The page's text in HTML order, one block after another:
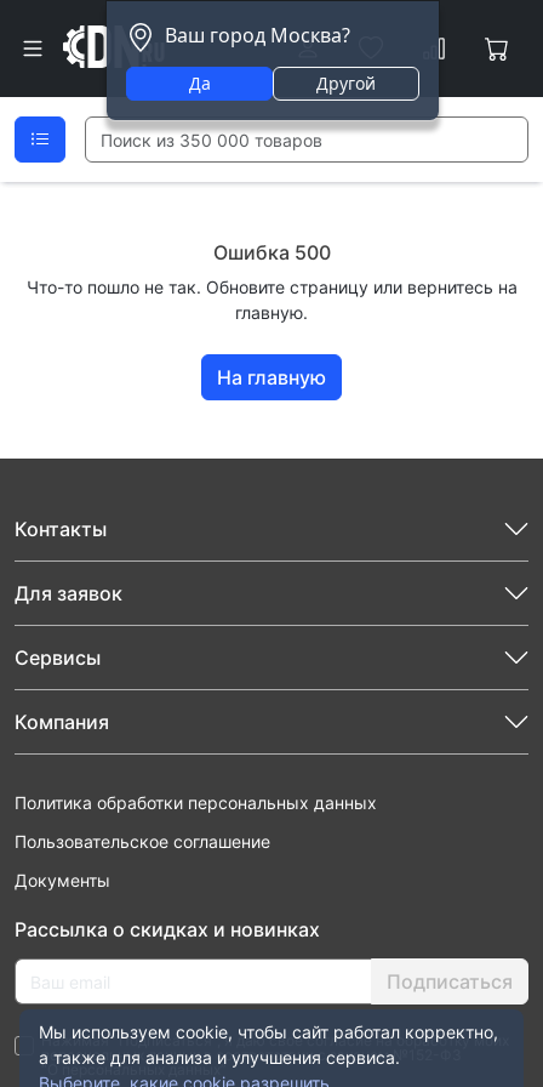
Ваш город Москва?
Да Другой
Ошибка 500
Что-то пошло не так. Обновите страницу или вернитесь на
главную.
На главную
Контакты
Для заявок
Сервисы
Компания
Политика обработки персональных данных
Пользовательское соглашение
Документы
Рассылка о скидках и новинках
Подписаться
Нажимая “Подписаться”, я даю свое согласие на обработку моих
персональных данных в соответствии с законом №152-ФЗ
“О персональных данных”
Мы используем cookie, чтобы сайт работал корректно,
а также для анализа и улучшения сервиса.
Выберите, какие cookie разрешить